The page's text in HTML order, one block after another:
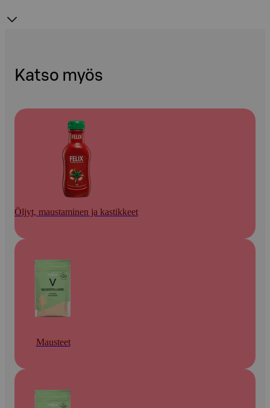
Katso myös
Öljyt, maustaminen ja kastikkeet
Mausteet